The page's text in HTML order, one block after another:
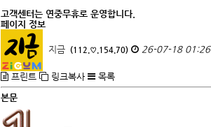
고객센터는 연중무휴로 운영합니다.
페이지 정보
지금 (112.♡.154.70) 26-07-18 01:26
프린트 링크복사
목록
본문